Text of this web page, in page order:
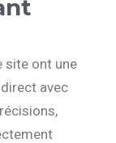
site ont une
avec